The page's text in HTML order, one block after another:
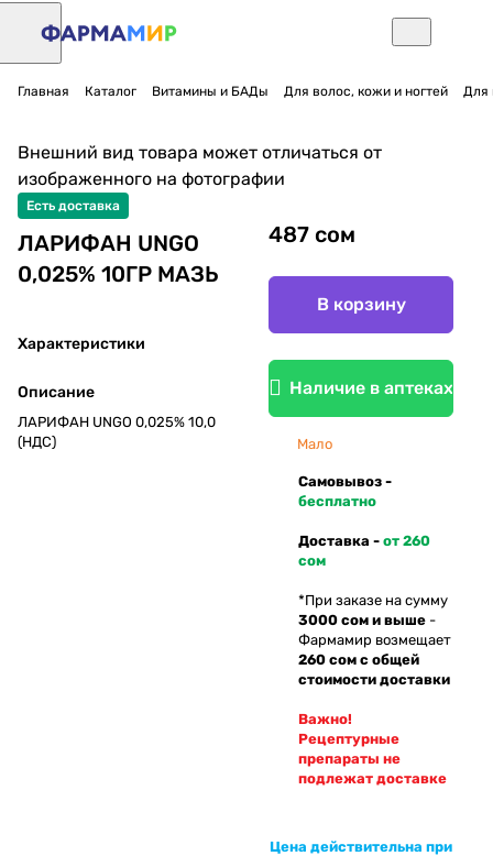
Главная Каталог Витамины и БАДы Для волос, кожи и ногтей Для
Внешний вид товара может отличаться от
изображенного на фотографии
Есть доставка
ЛАРИФАН UNGO
0,025% 10ГР МАЗЬ
Характеристики
Описание
ЛАРИФАН UNGO 0,025% 10,0
(НДС)
487 сом
В корзину
Наличие в аптеках
Мало
Самовывоз -
бесплатно
Доставка - от 260
сом
*При заказе на сумму
3000 сом и выше -
Фармамир возмещает
260 сом с общей
стоимости доставки
Важно!
Рецептурные
препараты не
подлежат доставке
Цена действительна при